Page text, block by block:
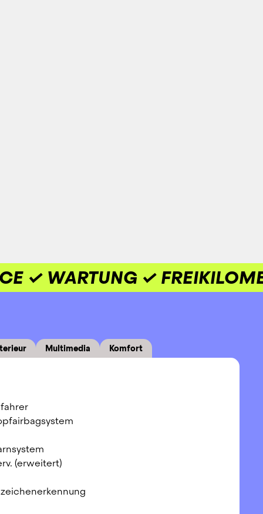
✓ WARTUNG ✓
Multimedia Komfort
(erweitert)